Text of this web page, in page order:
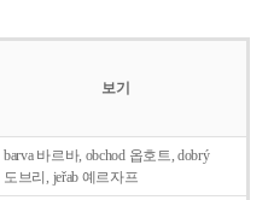
보기
barva 바르바, obchod 옵호트, dobrý
도브리, jeřab 예르자프